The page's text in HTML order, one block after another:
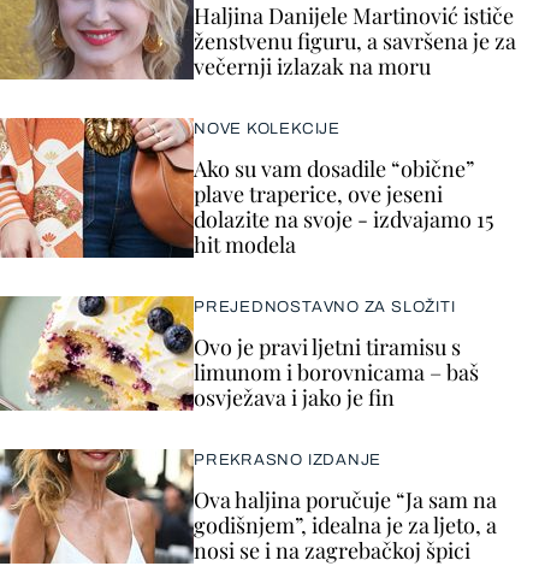
Haljina Danijele Martinović ističe
ženstvenu figuru, a savršena je za
večernji izlazak na moru
NOVE KOLEKCIJE
Ako su vam dosadile “obične”
plave traperice, ove jeseni
dolazite na svoje - izdvajamo 15
hit modela
PREJEDNOSTAVNO ZA SLOŽITI
Ovo je pravi ljetni tiramisu s
limunom i borovnicama – baš
osvježava i jako je fin
PREKRASNO IZDANJE
Ova haljina poručuje “Ja sam na
godišnjem”, idealna je za ljeto, a
nosi se i na zagrebačkoj špici